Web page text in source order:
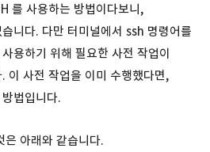
를 사용하는 방법이다보니,
니다. 다만 터미널에서 ssh 명령어를
용하기 위해 필요한 사전 작업이
이 사전 작업을 이미 수행했다면,
법입니다.
은 아래와 같습니다.